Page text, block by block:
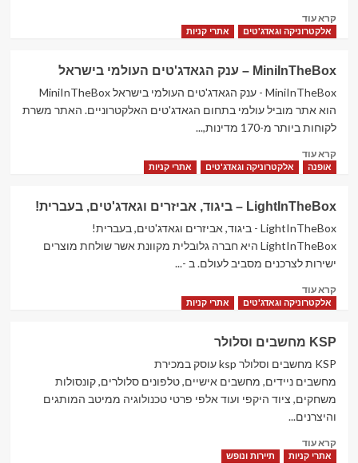
לעולםקרא עודRead
more
–
פי
1000
וירטואלי
ענק
אלקטרוניקה וגאדג'טים אתרי קניות
MiniInTheBox – ענק הגאדג'טים העולמי בישראל
MiniInTheBox - ענק הגאדג'טים העולמי בישראל MiniInTheBox
הוא אתר מוביל עולמי בתחום הגאדג'טים האלקטרוניים. האתר משרת
לקוחות ביותר מ-170 מדינות,...
קרא עודRead
more
–
ענק
הגאדג'טים
העולמי
אופנה אלקטרוניקה וגאדג'טים אתרי קניות
LightInTheBox – ביגוד, אביזרים וגאדג'טים, בעברית!
LightInTheBox - ביגוד, אביזרים וגאדג'טים, בעברית!
LightInTheBox היא חברה גלובלית מקוונת אשר שולחת מוצרים
ישירות לצרכנים מסביב לעולם. ב -...
קרא עודRead
more
–
ביגוד,
אביזרים
בעברית!
אלקטרוניקה וגאדג'טים אתרי קניות
KSP מחשבים וסלולר
KSP מחשבים וסלולר ksp עוסק במכירת
מחשבים ניידים, מחשבים אישיים, טלפונים סלולרים, קונסולות
משחקים, ציוד היקפי ועוד אלפי פרטי טכנולוגיה ממיטב המותגים
והיצרנים...
קרא עודRead
more
אתרי קניות תיירות ונופש